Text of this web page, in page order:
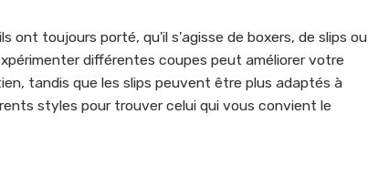
ont toujours porté, qu'il s'agisse de boxers, de slips ou
différentes coupes peut améliorer votre
tandis que les slips peuvent être plus adaptés à
styles pour trouver celui qui vous convient le